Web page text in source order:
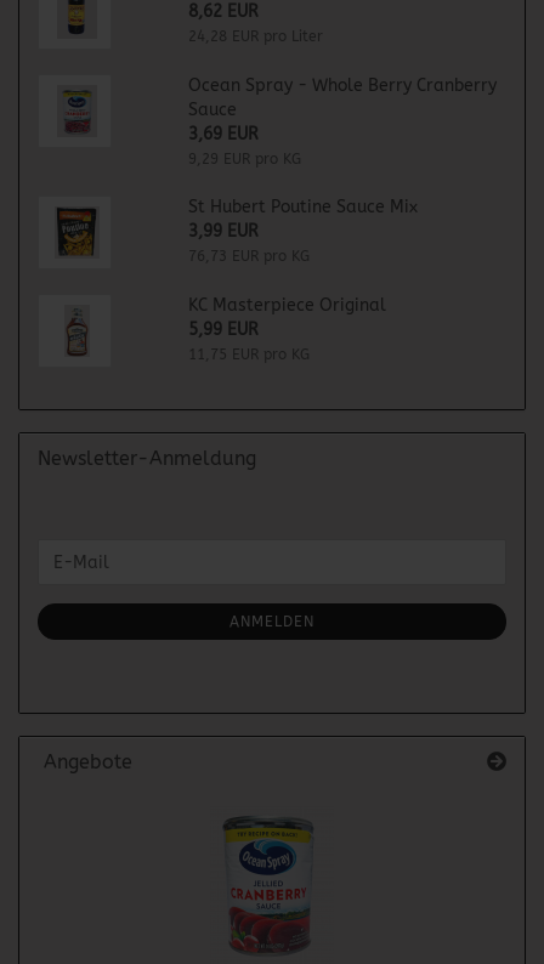
8,62 EUR
24,28 EUR pro Liter
Ocean Spray - Whole Berry Cranberry
Sauce
3,69 EUR
9,29 EUR pro KG
St Hubert Poutine Sauce Mix
3,99 EUR
76,73 EUR pro KG
KC Masterpiece Original
5,99 EUR
11,75 EUR pro KG
Newsletter-Anmeldung
ZUR
ANMELDUNG
E-
ANMELDEN
Angebote